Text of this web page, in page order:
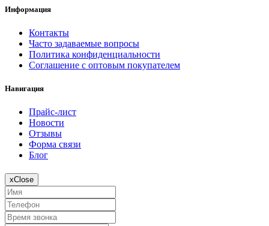
Информация
Контакты
Часто задаваемые вопросы
Политика конфиденциальности
Соглашение с оптовым покупателем
Навигация
Прайс-лист
Новости
Отзывы
Форма связи
Блог
xClose